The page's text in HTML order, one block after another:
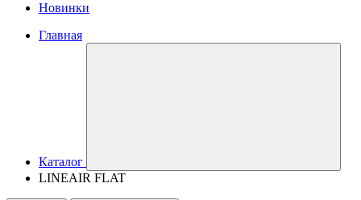
Новинки
Главная
Каталог
LINEAIR FLAT